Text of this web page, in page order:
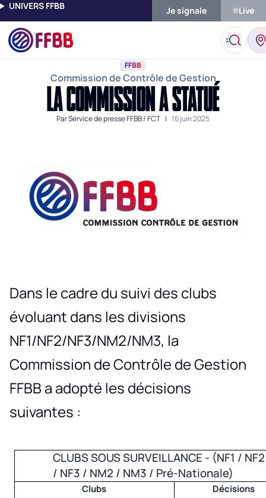
UNIVERS FFBB Je signale Live
Accueil Actualités La Commission A Statué
FFBB
Commission de Contrôle de Gestion
LA COMMISSION A STATUÉ
ParService de presse FFBB / FCT | 16 juin 2025
Dans le cadre du suivi des clubs
évoluant dans les divisions
NF1/NF2/NF3/NM2/NM3, la
Commission de Contrôle de Gestion
FFBB a adopté les décisions
suivantes :
CLUBS SOUS SURVEILLANCE - (NF1 / NF2
/ NF3 / NM2 / NM3 / Pré-Nationale)
Clubs
Décisions